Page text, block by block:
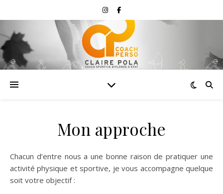
Mon approche
Chacun d’entre nous a une bonne raison de pratiquer une
activité physique et sportive, je vous accompagne quelque
soit votre objectif :